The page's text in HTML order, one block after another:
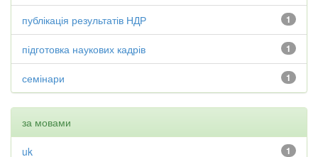
1
публікація результатів НДР
1
підготовка наукових кадрів
1
семінари
за мовами
1
uk